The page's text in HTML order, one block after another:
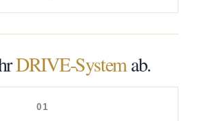
DRIVE-Systemab.
01